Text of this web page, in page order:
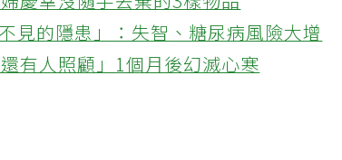
慶幸沒隨手丟棄的3樣物品
見的隱患」：失智、糖尿病風險大增
有人照顧」1個月後幻滅心寒